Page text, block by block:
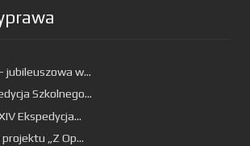
jubileuszowa w...
Szkolnego...
Ekspedycja...
„Z Op...